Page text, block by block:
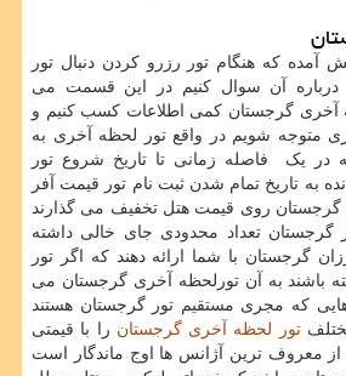
آمده که هنگام تور رزرو کردن دنبال تور
درباره آن سوال کنیم در این قسمت می
آخری گرجستان کمی اطلاعات کسب کنیم و
متوجه شویم در واقع تور لحظه آخری به
یک فاصله زمانی تا تاریخ شروع تور
1 تا 3 روز مانده به تاریخ تمام شدن ثبت نام تور قیمت آفر
گرجستان روی قیمت هتل تخفیف می گذارند
گرجستان تعداد محدودی جای خالی داشته
گرجستان با شما ارائه دهند که اگر تور
باشند به آن تورلحظه آخری گرجستان می
که مجری مستقیم تور گرجستان هستند
تور لحظه آخری گرجستان را با قیمتی
از معروف ترین آژانس ها اوج ماندگار است